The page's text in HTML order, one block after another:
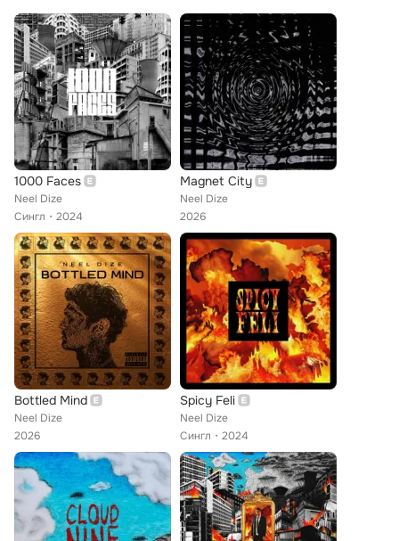
1000 Faces
Neel Dize
Сингл
2024
Magnet City
Neel Dize
2026
Bottled Mind
Neel Dize
2026
Spicy Feli
Neel Dize
Сингл
2024